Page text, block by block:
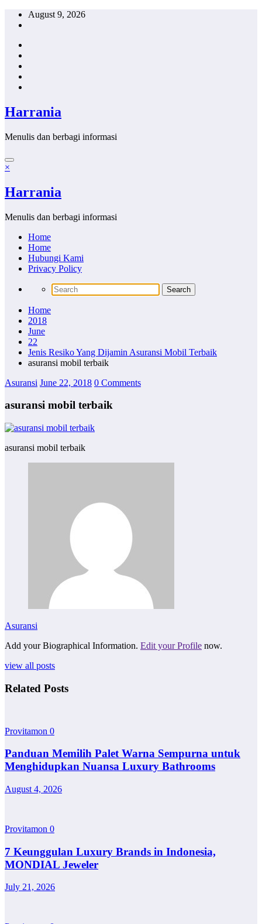
Skip
August 9, 2026
Harrania
Menulis dan berbagi informasi
×
Harrania
Menulis dan berbagi informasi
Home
Home
Hubungi Kami
Privacy Policy
Home
2018
June
22
Jenis Resiko Yang Dijamin Asuransi Mobil Terbaik
asuransi mobil terbaik
Asuransi June 22, 2018 0 Comments
asuransi mobil terbaik
asuransi mobil terbaik
Asuransi
Add your Biographical Information. Edit your Profile now.
view all posts
Related Posts
Provitamon 0
Panduan Memilih Palet Warna Sempurna untuk
Menghidupkan Nuansa Luxury Bathrooms
August 4, 2026
Provitamon 0
7 Keunggulan Luxury Brands in Indonesia,
MONDIAL Jeweler
July 21, 2026